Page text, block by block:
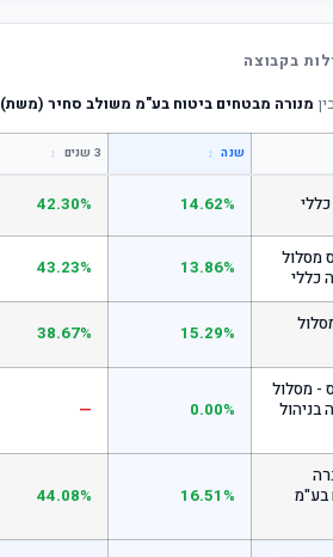
בקבוצה
מנורה מבטחים ביטוח בע"מ משולב סחיר (משת)
שנה ↕ 3 שנים ↕
14.62%
42.30%
מסלול
כללי
13.86%
43.23%
15.29%
38.67%
- מסלול
0.00%
—
בע"מ
16.51%
44.08%